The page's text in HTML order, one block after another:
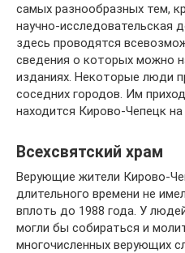
самых разнообразных тем,
научно-исследовательская
здесь проводятся
сведения о которых можно
изданиях. Некоторые люди
соседних городов. Им
находится Кирово-Чепецк на
Всехсвятский храм
Верующие жители Кирово-
длительного времени не
вплоть до 1988 года. У
могли бы собираться и
многочисленных верующих